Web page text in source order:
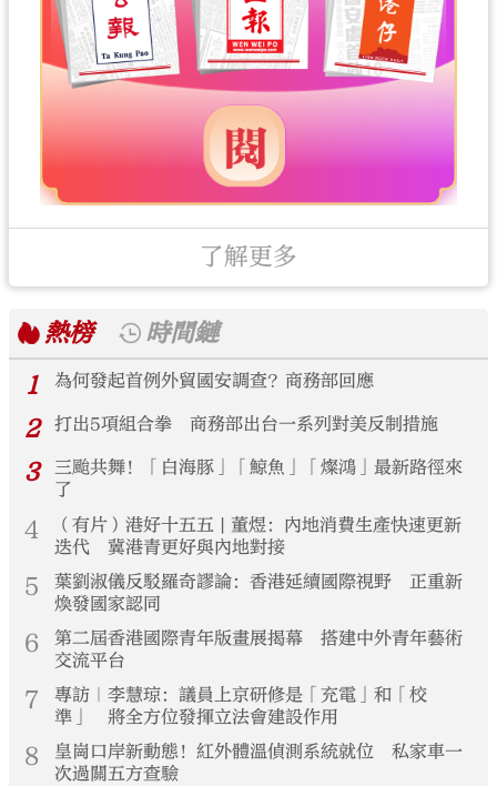
了解更多
熱榜
時間鏈
1
為何發起首例外貿國安調查？商務部回應
2 打出5項組合拳 商務部出台一系列對美反制措施
3
三颱共舞！「白海豚」「鯨魚」「燦鴻」最新路徑來
了
4
（有片）港好十五五 | 董煜：內地消費生產快速更新
迭代 冀港青更好與內地對接
5
葉劉淑儀反駁羅奇謬論：香港延續國際視野 正重新
煥發國家認同
6
第二屆香港國際青年版畫展揭幕 搭建中外青年藝術
交流平台
7
專訪｜李慧琼：議員上京研修是「充電」和「校
準」 將全方位發揮立法會建設作用
8
皇崗口岸新動態！紅外體溫偵測系統就位 私家車一
次過關五方查驗